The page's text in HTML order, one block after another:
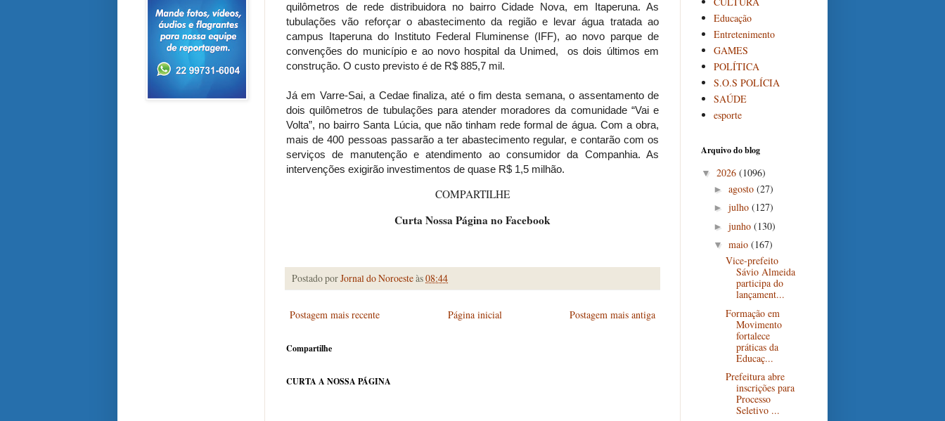
quilômetros de rede distribuidora no bairro Cidade Nova, em Itaperuna. As
tubulações vão reforçar o abastecimento da região e levar água tratada ao
campus Itaperuna do Instituto Federal Fluminense (IFF), ao novo parque de
convenções do município e ao novo hospital da Unimed, os dois últimos em
construção. O custo previsto é de R$ 885,7 mil.
Já em Varre-Sai, a Cedae finaliza, até o fim desta semana, o assentamento de
dois quilômetros de tubulações para atender moradores da comunidade “Vai e
Volta”, no bairro Santa Lúcia, que não tinham rede formal de água. Com a obra,
mais de 400 pessoas passarão a ter abastecimento regular, e contarão com os
serviços de manutenção e atendimento ao consumidor da Companhia. As
intervenções exigirão investimentos de quase R$ 1,5 milhão.
COMPARTILHE
Curta Nossa Página no Facebook
Postado porJornal do Noroesteàs08:44
Postagem mais recente Postagem mais antiga
Página inicial
Compartilhe
CURTA A NOSSA PÁGINA
Educação
Entretenimento
GAMES
POLÍTICA
S.O.S POLÍCIA
SAÚDE
esporte
Arquivo do blog
▼ 2026 (1096)
► agosto (27)
► julho (127)
► junho (130)
▼ maio (167)
Vice-prefeito
Sávio Almeida
participa do
lançament...
Formação em
Movimento
fortalece
práticas da
Educaç...
Prefeitura abre
inscrições para
Processo
Seletivo ...